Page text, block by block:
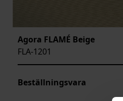
Agora FLAMÉ Beige
FLA-1201
Beställningsvara